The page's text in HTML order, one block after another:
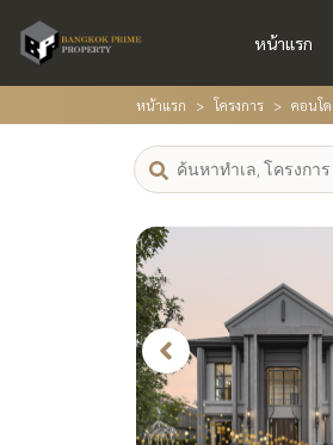
หน้าแรก
หน้าแรก โครงการ คอนโ